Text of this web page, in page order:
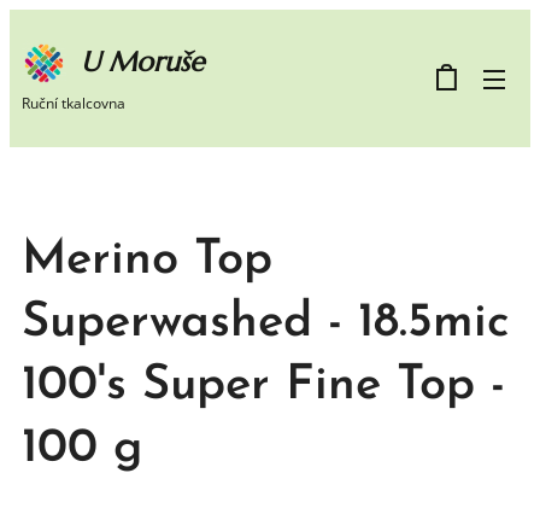
U Moruše
Ruční tkalcovna
Merino Top
Superwashed - 18.5mic
100's Super Fine Top -
100 g